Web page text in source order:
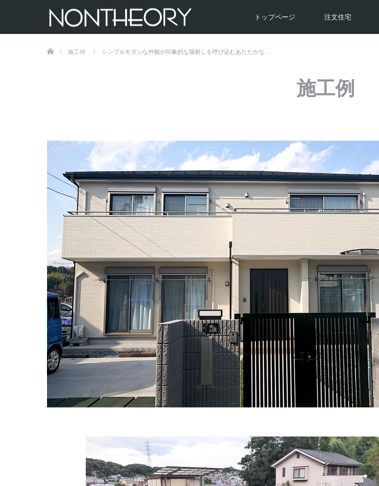
トップページ 注文住宅
施工例 シンプルモダンな外観が印象的な陽射しを呼び込むあたたかな…
施工例